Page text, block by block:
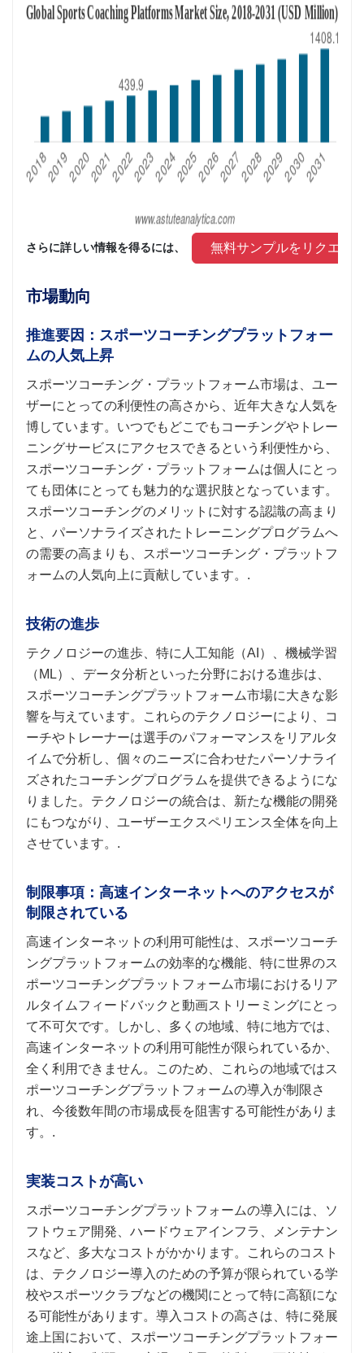
さらに詳しい情報を得るには、 無料サンプルをリクエス
市場動向
推進要因：スポーツコーチングプラットフォー
ムの人気上昇
スポーツコーチング・プラットフォーム市場は、ユー
ザーにとっての利便性の高さから、近年大きな人気を
博しています。いつでもどこでもコーチングやトレー
ニングサービスにアクセスできるという利便性から、
スポーツコーチング・プラットフォームは個人にとっ
ても団体にとっても魅力的な選択肢となっています。
スポーツコーチングのメリットに対する認識の高まり
と、パーソナライズされたトレーニングプログラムへ
の需要の高まりも、スポーツコーチング・プラットフ
ォームの人気向上に貢献しています。.
技術の進歩
テクノロジーの進歩、特に人工知能（AI）、機械学習
（ML）、データ分析といった分野における進歩は、
スポーツコーチングプラットフォーム市場に大きな影
響を与えています。これらのテクノロジーにより、コ
ーチやトレーナーは選手のパフォーマンスをリアルタ
イムで分析し、個々のニーズに合わせたパーソナライ
ズされたコーチングプログラムを提供できるようにな
りました。テクノロジーの統合は、新たな機能の開発
にもつながり、ユーザーエクスペリエンス全体を向上
させています。.
制限事項：高速インターネットへのアクセスが
制限されている
高速インターネットの利用可能性は、スポーツコーチ
ングプラットフォームの効率的な機能、特に世界のス
ポーツコーチングプラットフォーム市場におけるリア
ルタイムフィードバックと動画ストリーミングにとっ
て不可欠です。しかし、多くの地域、特に地方では、
高速インターネットの利用可能性が限られているか、
全く利用できません。このため、これらの地域ではス
ポーツコーチングプラットフォームの導入が制限さ
れ、今後数年間の市場成長を阻害する可能性がありま
す。.
実装コストが高い
スポーツコーチングプラットフォームの導入には、ソ
フトウェア開発、ハードウェアインフラ、メンテナン
スなど、多大なコストがかかります。これらのコスト
は、テクノロジー導入のための予算が限られている学
校やスポーツクラブなどの機関にとって特に高額にな
る可能性があります。導入コストの高さは、特に発展
途上国において、スポーツコーチングプラットフォー